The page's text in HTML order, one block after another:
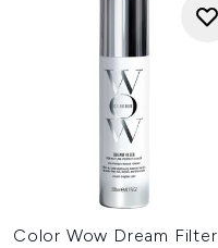
Color Wow Dream Filter